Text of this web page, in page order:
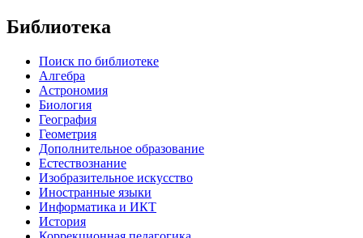
Библиотека
Поиск по библиотеке
Алгебра
Астрономия
Биология
География
Геометрия
Дополнительное образование
Естествознание
Изобразительное искусство
Иностранные языки
Информатика и ИКТ
История